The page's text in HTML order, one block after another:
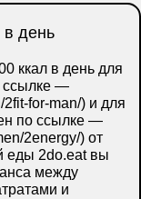
в день
ккал в день для
ссылке —
for-man/) и для
по ссылке —
2energy/) от
еды 2do.eat вы
между
и